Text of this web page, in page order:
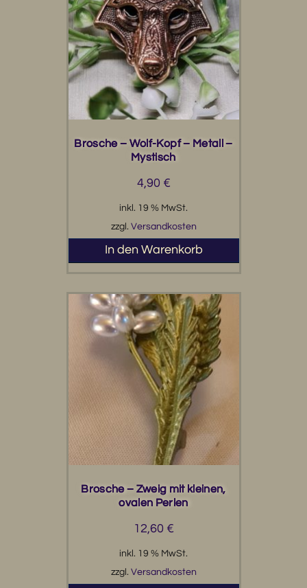
Brosche – Wolf-Kopf – Metall –
Mystisch
4,90 €
inkl. 19 % MwSt.
zzgl. Versandkosten
In den Warenkorb
Brosche – Zweig mit kleinen,
ovalen Perlen
12,60 €
inkl. 19 % MwSt.
zzgl. Versandkosten